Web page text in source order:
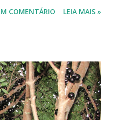
a brotar dos dois lados, em
bem, permanecendo
secando e sem contato com
suas raízes ficaram
potencial ativo da
COMENTÁRIO LEIA MAIS »